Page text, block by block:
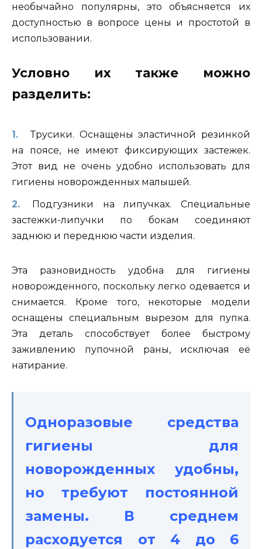
необычайно популярны, это объясняется их
доступностью в вопросе цены и простотой в
использовании.
Условно их также можно
разделить:
Трусики. Оснащены эластичной резинкой
на поясе, не имеют фиксирующих застежек.
Этот вид не очень удобно использовать для
гигиены новорожденных малышей.
Подгузники на липучках. Специальные
застежки-липучки по бокам соединяют
заднюю и переднюю части изделия.
Эта разновидность удобна для гигиены
новорожденного, поскольку легко одевается и
снимается. Кроме того, некоторые модели
оснащены специальным вырезом для пупка.
Эта деталь способствует более быстрому
заживлению пупочной раны, исключая её
натирание.
Одноразовые средства
гигиены для
новорожденных удобны,
но требуют постоянной
замены. В среднем
расходуется от 4 до 6